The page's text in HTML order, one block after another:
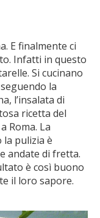
E finalmente ci
Infatti in questo
Si cucinano
la
l’insalata di
ricetta del
Roma. La
pulizia è
andate di fretta.
è così buono
il loro sapore.